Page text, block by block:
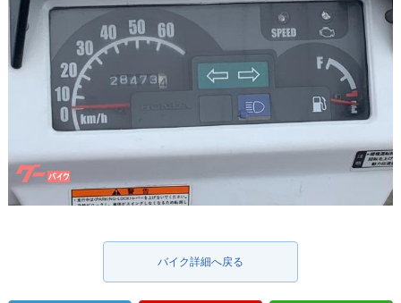
バイク詳細へ戻る